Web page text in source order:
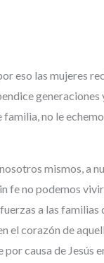
eso las mujeres
no le
mismos, a
fe no podemos
a las
el corazón de
causa de Jesús